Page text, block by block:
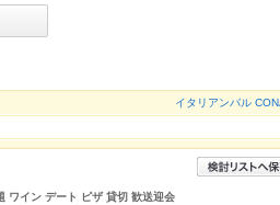
イタリアンバル
ワイン デート ピザ 貸切 歓送迎会